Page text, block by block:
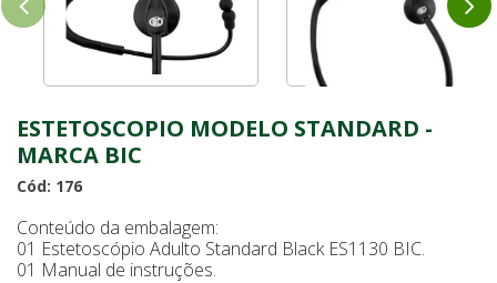
ESTETOSCOPIO MODELO STANDARD -
MARCA BIC
Cód: 176
Conteúdo da embalagem:
01 Estetoscópio Adulto Standard Black ES1130 BIC.
01 Manual de instruções.